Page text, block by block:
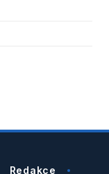
Redakce